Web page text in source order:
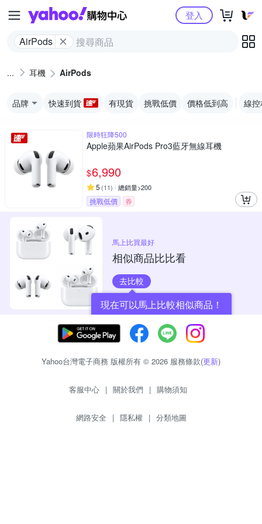
Yahoo購物中心
AirPods
登入
耳機 AirPods
品牌 快速到貨 有現貨 挑戰低價 價格低到高 線
限時狂降500
Apple蘋果AirPods Pro3藍牙無線耳機
$6,990
5 (11) 總銷量>200
挑戰低價 券
馬上比買最好
相似商品比比看
去比較
現在可以馬上比較相似商品！
Yahoo台灣電子商務 版權所有 © 2026 服務條款(更新)
客服中心 | 關於我們 | 購物須知
網路安全 | 隱私權 | 分類地圖